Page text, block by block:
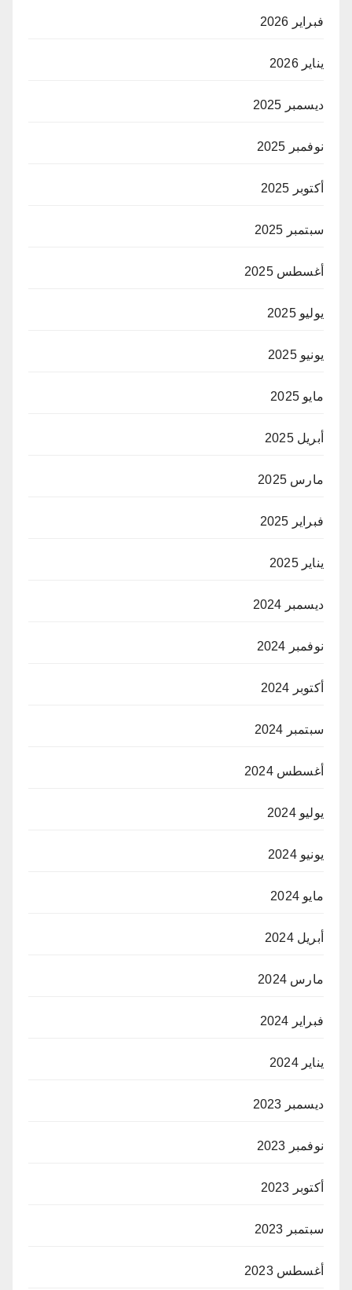
فبراير 2026
يناير 2026
ديسمبر 2025
نوفمبر 2025
أكتوبر 2025
سبتمبر 2025
أغسطس 2025
يوليو 2025
يونيو 2025
مايو 2025
أبريل 2025
مارس 2025
فبراير 2025
يناير 2025
ديسمبر 2024
نوفمبر 2024
أكتوبر 2024
سبتمبر 2024
أغسطس 2024
يوليو 2024
يونيو 2024
مايو 2024
أبريل 2024
مارس 2024
فبراير 2024
يناير 2024
ديسمبر 2023
نوفمبر 2023
أكتوبر 2023
سبتمبر 2023
أغسطس 2023